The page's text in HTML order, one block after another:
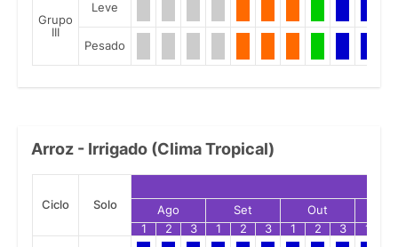
Grupo
III
Leve
Pesado
Arroz - Irrigado (Clima Tropical)
Ciclo Solo Ago Set Out
1
2 3 1 2 3 1 2 3 1